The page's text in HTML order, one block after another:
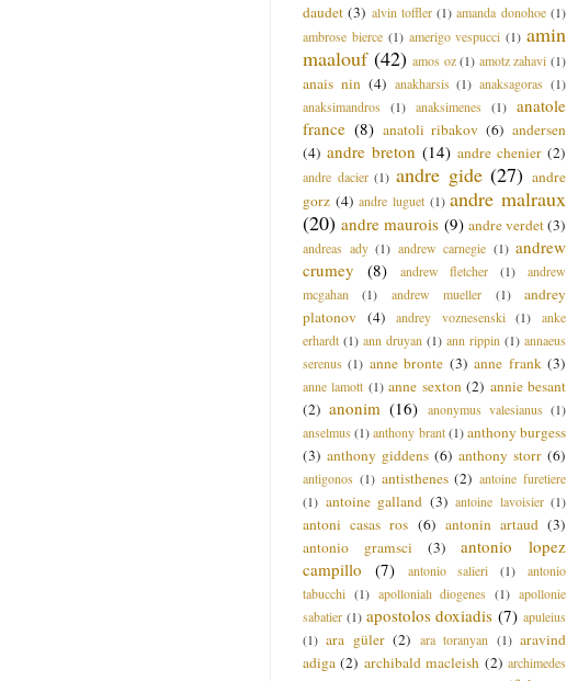
daudet (3) alvin toffler (1) amanda donohoe (1)
ambrose bierce (1) amerigo vespucci (1) amin
maalouf (42) amos oz (1) amotz zahavi (1)
anais nin (4) anakharsis (1) anaksagoras (1)
anaksimandros
(1) anaksimenes (1) anatole
france (8) anatoli ribakov (6) andersen
(4) andre breton (14) andre chenier (2)
andre dacier (1) andre gide (27) andre
gorz (4) andre luguet (1) andre malraux
(20) andre maurois (9) andre verdet(3)
andreas ady (1) andrew carnegie (1) andrew
crumey
(8) andrew fletcher (1)
andrew
mcgahan
(1) andrew mueller (1)
andrey
platonov (4) andrey voznesenski (1)
anke
erhardt (1) ann druyan (1) ann rippin (1) annaeus
serenus (1) anne bronte (3) anne frank (3)
anne lamott (1) anne sexton (2) annie besant
(2) anonim (16) anonymus valesianus (1)
anselmus (1) anthony brant (1) anthony burgess
(3) anthony giddens (6) anthony storr (6)
antigonos (1) antisthenes (2) antoine furetiere
(1) antoine galland (3) antoine lavoisier (1)
antoni casas ros (6) antonin artaud (3)
antonio gramsci
(3)
antonio lopez
campillo
(7) antonio salieri (1)
antonio
tabucchi (1) apollonialı diogenes (1) apollonie
sabatier (1) apostolos doxiadis (7) apuleius
(1) ara güler (2) ara toranyan (1) aravind
adiga (2) archibald macleish (2) archimedes